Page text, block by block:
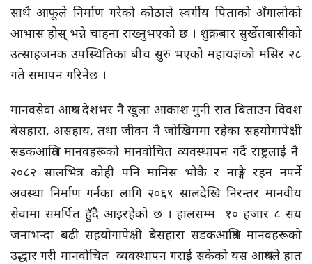
साथै आफूले निर्माण गरेको कोठाले स्वर्गीय पिताको अँगालोको
आभास होस् भन्ने चाहना राख्नुभएको छ । शुक्रबार सुर्खेतबासीको
उत्साहजनक उपस्थितिका बीच सुरु भएको महायज्ञको मंसिर २८
गते समापन गरिनेछ ।
मानवसेवा आश्रम देशभर नै खुला आकाश मुनी रात बिताउन विवश
बेसहारा, असहाय, तथा जीवन नै जोखिममा रहेका सहयोगापेक्षी
सडकआश्रित मानवहरूको मानवोचित व्यवस्थापन गर्दै राष्ट्रलाई नै
२०८२ सालभित्र कोही पनि मानिस भोकै र नाङ्गै रहन नपर्ने
अवस्था निर्माण गर्नका लागि २०६९ सालदेखि निरन्तर मानवीय
सेवामा समर्पित हुँदै आइरहेको छ । हालसम्म १० हजार ८ सय
जनाभन्दा बढी सहयोगापेक्षी बेसहारा सडकआश्रित मानवहरूको
उद्धार गरी मानवोचित व्यवस्थापन गराई सकेको यस आश्रमले हात